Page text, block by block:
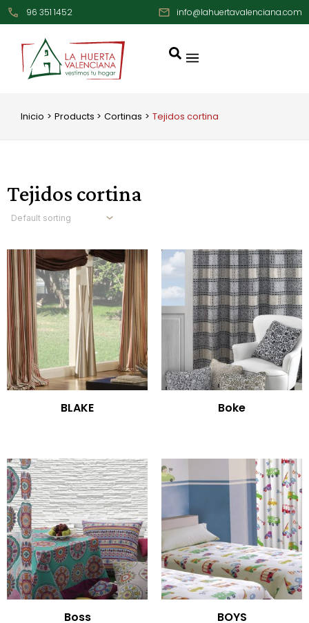
al
contenido
96 351 1452 info@lahuertavalenciana.com
Inicio Products Cortinas Tejidos cortina
Tejidos cortina
BLAKE Boke
Boss BOYS